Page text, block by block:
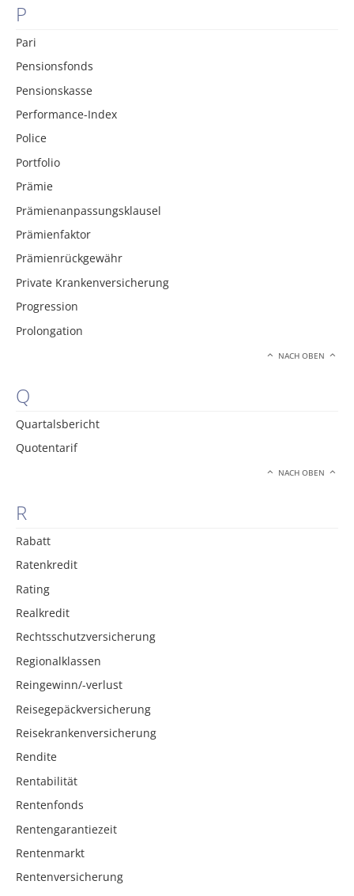
P
Pari
Pensionsfonds
Pensionskasse
Performance-Index
Police
Portfolio
Prämie
Prämienanpassungsklausel
Prämienfaktor
Prämienrückgewähr
Private Krankenversicherung
Progression
Prolongation
NACH OBEN
Q
Quartalsbericht
Quotentarif
NACH OBEN
R
Rabatt
Ratenkredit
Rating
Realkredit
Rechtsschutzversicherung
Regionalklassen
Reingewinn/-verlust
Reisegepäckversicherung
Reisekrankenversicherung
Rendite
Rentabilität
Rentenfonds
Rentengarantiezeit
Rentenmarkt
Rentenversicherung